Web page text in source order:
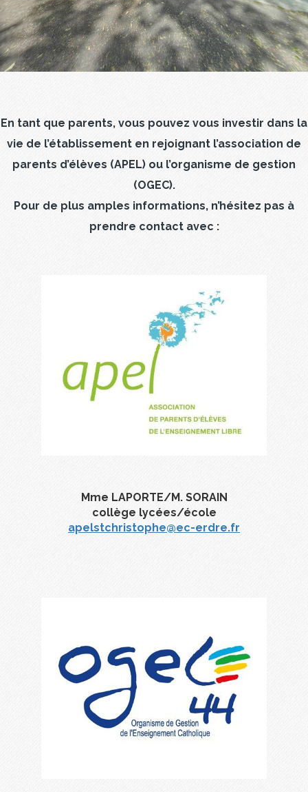
En tant que parents, vous pouvez vous investir dans la
vie de l’établissement en rejoignant l’association de
parents d’élèves (APEL) ou l’organisme de gestion
(OGEC).
Pour de plus amples informations, n’hésitez pas à
prendre contact avec :
Mme LAPORTE/M. SORAIN
collège lycées/école
apelstchristophe@ec-erdre.fr